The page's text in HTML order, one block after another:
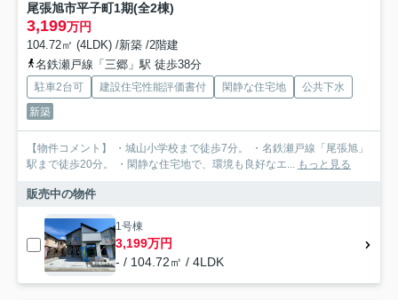
尾張旭市平子町1期(全2棟)
3,199万円
104.72㎡ (4LDK) /新築 /2階建
名鉄瀬戸線「三郷」駅 徒歩38分
駐車2台可 建設住宅性能評価書付 閑静な住宅地
公共下水
新築
【物件コメント】 ・城山小学校まで徒歩7分。 ・名鉄瀬戸線「尾張旭」
駅まで徒歩20分。 ・閑静な住宅地で、環境も良好なエ... もっと見る
販売中の物件
1号棟
3,199万円
- / 104.72㎡ / 4LDK